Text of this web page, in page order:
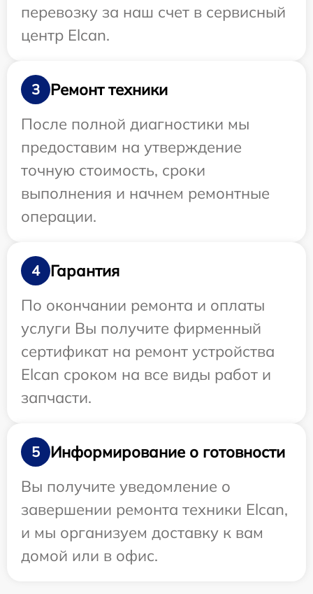
перевозку за наш счет в сервисный
центр Elcan.
3
Ремонт техники
После полной диагностики мы
предоставим на утверждение
точную стоимость, сроки
выполнения и начнем ремонтные
операции.
4
Гарантия
По окончании ремонта и оплаты
услуги Вы получите фирменный
сертификат на ремонт устройства
Elcan сроком на все виды работ и
запчасти.
5
Информирование о готовности
Вы получите уведомление о
завершении ремонта техники Elcan,
и мы организуем доставку к вам
домой или в офис.